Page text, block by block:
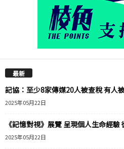
最新
記協：至少8家傳媒20人被查稅 有人
2025年05月22日
《記憶對視》展覽 呈現個人生命經
2025年05月22日